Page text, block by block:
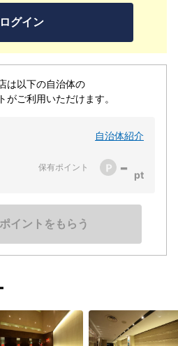
ログイン
は以下の自治体の
がご利用いただけます。
自治体紹介
保有ポイント -
イントをもらう
ーナーでは、パティシエ自信作
ります。